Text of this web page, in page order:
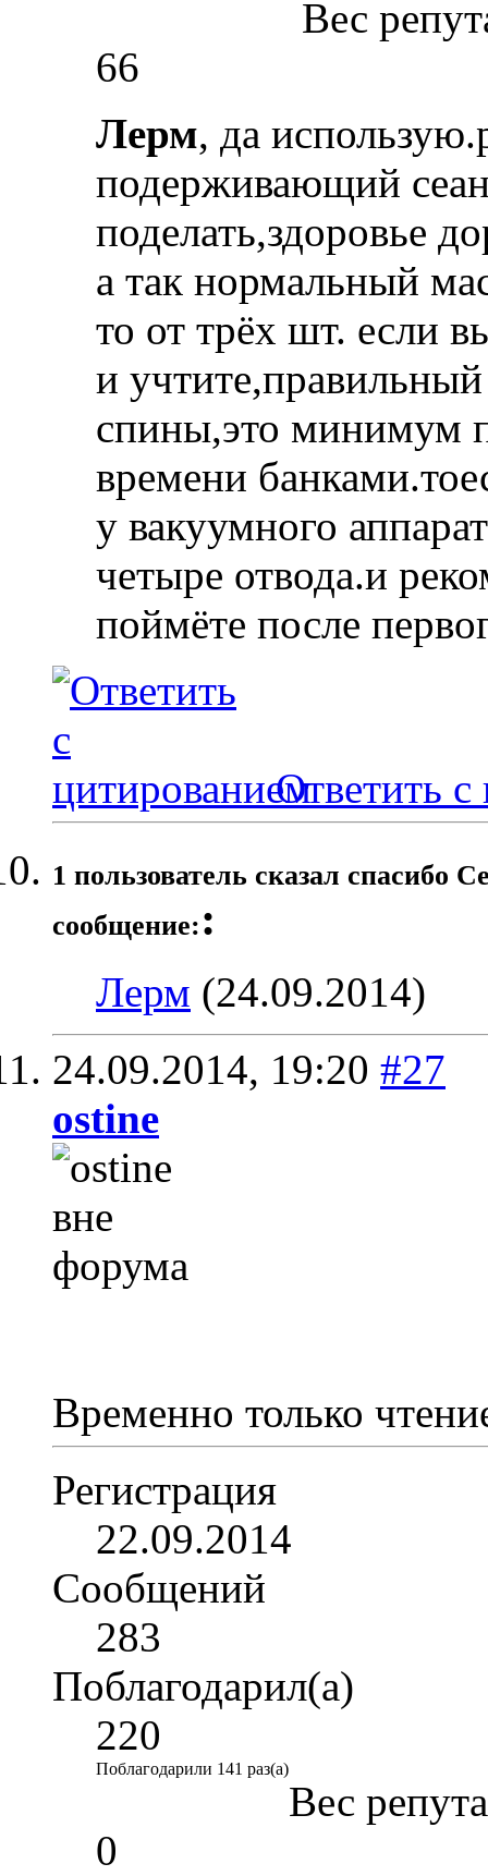
Вес
66
Лерм, да
подерживающий
поделать,здоровье
а так нормальный
то от трёх шт. если
и
спины,это минимум
времени
у вакуумного
четыре отвода.и
поймёте после
Ответить с
1 пользователь сказал cпасибо
сообщение::
Лерм (24.09.2014)
24.09.2014, 19:20 #27
ostine
Временно только
Регистрация
22.09.2014
Сообщений
283
Поблагодарил(а)
220
Поблагодарили 141 раз(а)
Вес
0